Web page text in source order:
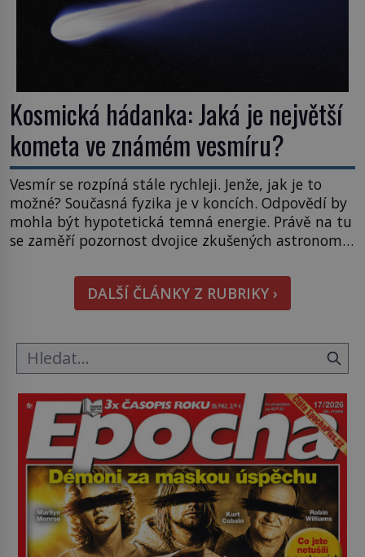
Kosmická hádanka: Jaká je největší
kometa ve známém vesmíru?
Vesmír se rozpíná stále rychleji. Jenže, jak je to
možné? Současná fyzika je v koncích. Odpovědí by
mohla být hypotetická temná energie. Právě na tu
se zaměří pozornost dvojice zkušených astronomů.
hmatatelnějšího. Naprosto rekordní kometu!
Astronomové Pedro Bernardinelli a Gary Bernstein
mravenčí prací zkoumají archivní snímky v rámci
DALŠÍ ČLÁNKY Z RUBRIKY ›